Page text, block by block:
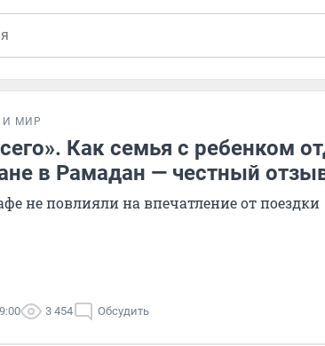
И МИР
Как семья с ребенком
в Рамадан — честный
не повлияли на впечатление от поездки
3 454 Обсудить